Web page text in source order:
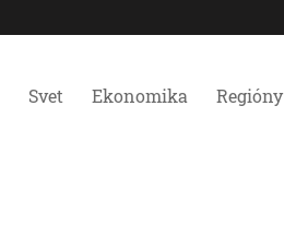
Svet Ekonomika Regióny